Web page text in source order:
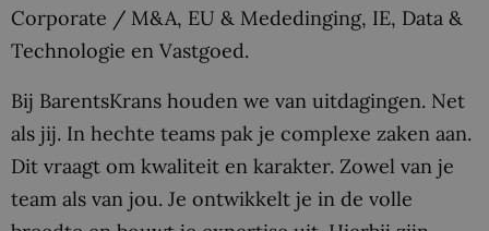
Corporate / M&A, EU & Mededinging, IE, Data &
Technologie en Vastgoed.
Bij BarentsKrans houden we van uitdagingen. Net
als jij. In hechte teams pak je complexe zaken aan.
Dit vraagt om kwaliteit en karakter. Zowel van je
team als van jou. Je ontwikkelt je in de volle